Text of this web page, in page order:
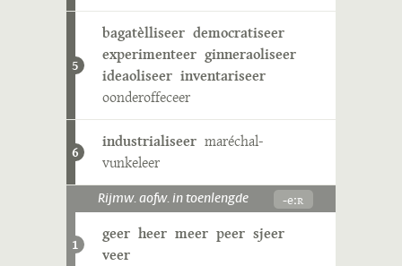
5
bagatèlliseer democratiseer
experimenteer ginneraoliseer
ideaoliseer inventariseer
oonderoffeceer
6
industrialiseer maréchal-
vunkeleer
Rijmw. aofw. in toenlengde -eːʀ
1
geer heer meer peer sjeer
veer